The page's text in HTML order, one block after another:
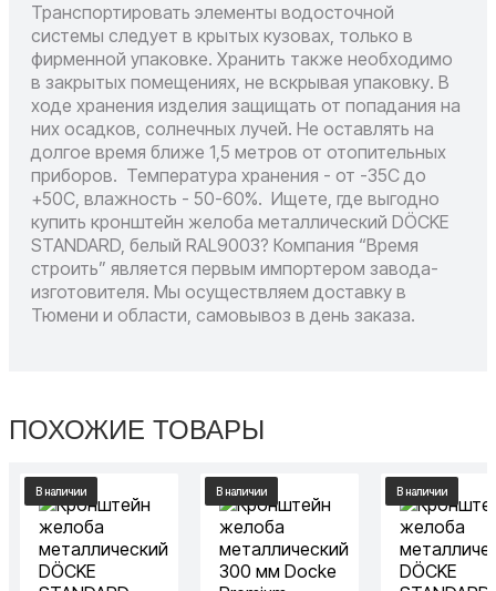
Транспортировать элементы водосточной
системы следует в крытых кузовах, только в
фирменной упаковке. Хранить также необходимо
в закрытых помещениях, не вскрывая упаковку. В
ходе хранения изделия защищать от попадания на
них осадков, солнечных лучей. Не оставлять на
долгое время ближе 1,5 метров от отопительных
приборов. Температура хранения - от -35С до
+50С, влажность - 50-60%. Ищете, где выгодно
купить кронштейн желоба металлический DÖCKE
STANDARD, белый RAL9003? Компания “Время
строить” является первым импортером завода-
изготовителя. Мы осуществляем доставку в
Тюмени и области, самовывоз в день заказа.
ПОХОЖИЕ ТОВАРЫ
В наличии В наличии В наличии